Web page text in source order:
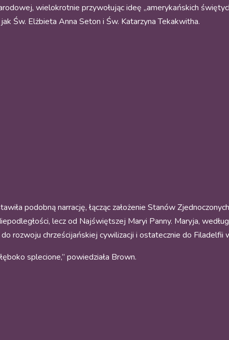
wielokrotnie przywołując ideę „amerykańskich
Św. Elżbieta Anna Seton i Św. Katarzyna Tekakwitha.
podobną narrację, łącząc założenie Stanów
lecz od Najświętszej Maryi Panny. Maryja,
rozwoju chrześcijańskiej cywilizacji i ostatecznie do Filadelfii
splecione,” powiedziała Brown.